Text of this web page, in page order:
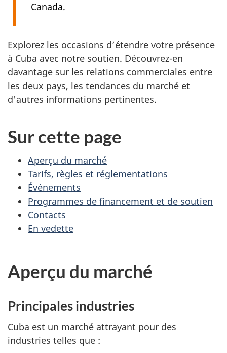
Canada.
Explorez les occasions d’étendre votre présence
à Cuba avec notre soutien. Découvrez-en
davantage sur les relations commerciales entre
les deux pays, les tendances du marché et
d'autres informations pertinentes.
Sur cette page
Aperçu du marché
Tarifs, règles et réglementations
Événements
Programmes de financement et de soutien
Contacts
En vedette
Aperçu du marché
Principales industries
Cuba est un marché attrayant pour des
industries telles que :